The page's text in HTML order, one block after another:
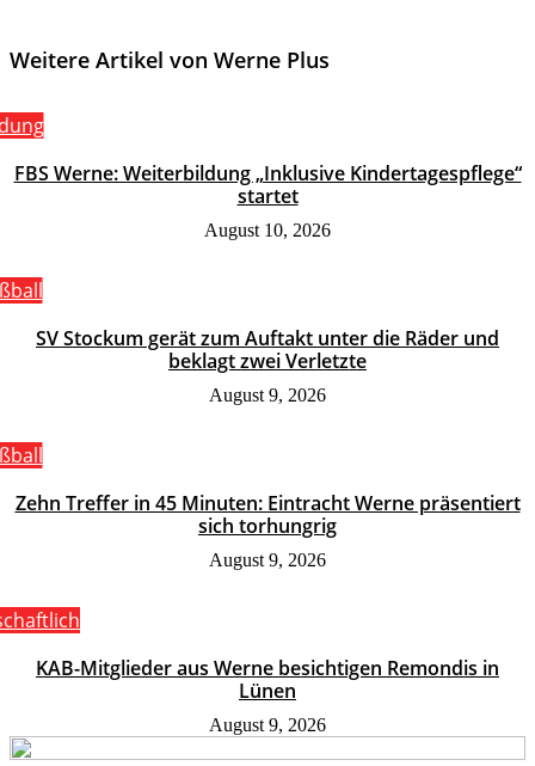
Weitere Artikel von Werne Plus
FBS Werne: Weiterbildung „Inklusive Kindertagespflege“
startet
August 10, 2026
SV Stockum gerät zum Auftakt unter die Räder und
beklagt zwei Verletzte
August 9, 2026
Zehn Treffer in 45 Minuten: Eintracht Werne präsentiert
sich torhungrig
August 9, 2026
KAB-Mitglieder aus Werne besichtigen Remondis in
Lünen
August 9, 2026